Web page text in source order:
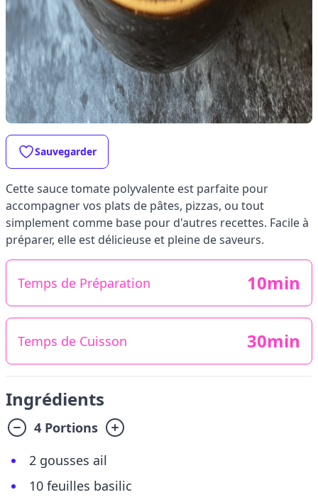
Sauvegarder
Cette sauce tomate polyvalente est parfaite pour
accompagner vos plats de pâtes, pizzas, ou tout
simplement comme base pour d'autres recettes. Facile à
préparer, elle est délicieuse et pleine de saveurs.
Temps de Préparation 10min
Temps de Cuisson 30min
Ingrédients
4 Portions
2 gousses ail
10 feuilles basilic